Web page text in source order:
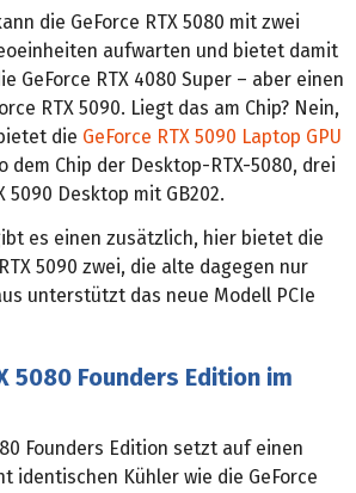
die GeForce RTX 5080 mit zwei
aufwarten und bietet damit
GeForce RTX 4080 Super – aber einen
RTX 5090. Liegt das am Chip? Nein,
die GeForce RTX 5090 Laptop GPU
dem Chip der Desktop-RTX-5080, drei
5090 Desktop mit GB202.
es einen zusätzlich, hier bietet die
5090 zwei, die alte dagegen nur
unterstützt das neue Modell PCIe
5080 Founders Edition im
Founders Edition setzt auf einen
identischen Kühler wie die GeForce